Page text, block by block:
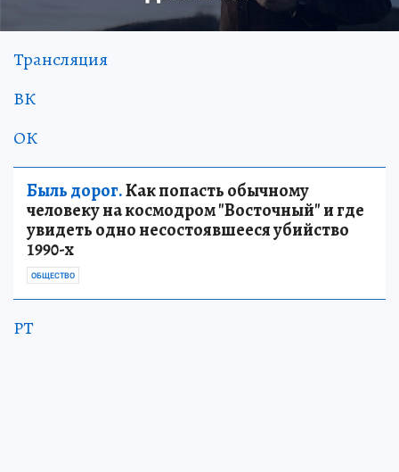
Трансляция
ВК
ОК
Быль дорог.Как попасть обычному
человеку на космодром "Восточный" и где
увидеть одно несостоявшееся убийство
1990-х
ОБЩЕСТВО
РТ